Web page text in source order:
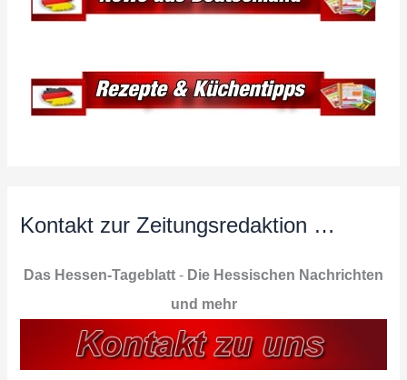
Kontakt zur Zeitungsredaktion …
Das Hessen-Tageblatt - Die Hessischen Nachrichten
und mehr